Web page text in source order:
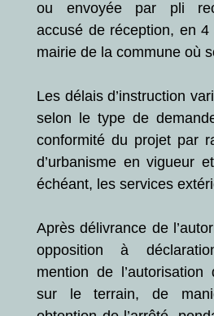
ou envoyée par pli
accusé de réception, en
mairie de la commune où
Les délais d’instruction
selon le type de
conformité du projet par
d’urbanisme en vigueur
échéant, les services
Après délivrance de
opposition à
mention de
sur le terrain, de